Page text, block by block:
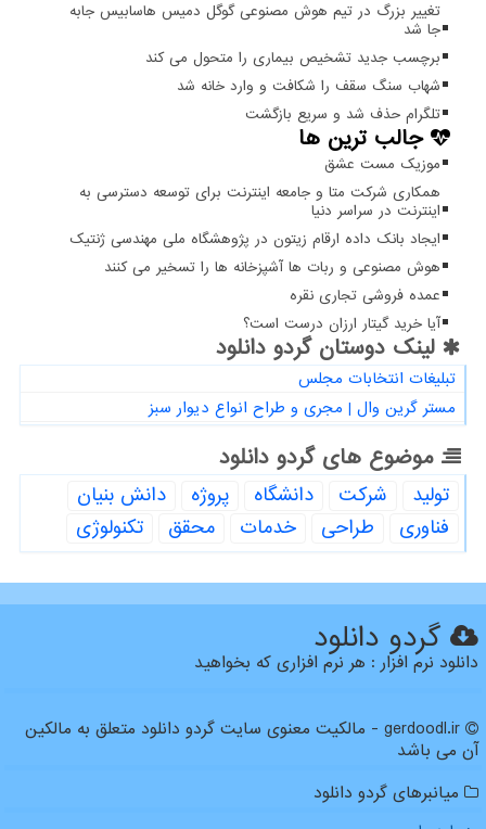
تغییر بزرگ در تیم هوش مصنوعی گوگل دمیس هاسابیس جابه
جا شد
برچسب جدید تشخیص بیماری را متحول می کند
شهاب سنگ سقف را شکافت و وارد خانه شد
تلگرام حذف شد و سریع بازگشت
جالب ترین ها
موزیک مست عشق
همکاری شرکت متا و جامعه اینترنت برای توسعه دسترسی به
اینترنت در سراسر دنیا
ایجاد بانک داده ارقام زیتون در پژوهشگاه ملی مهندسی ژنتیک
هوش مصنوعی و ربات ها آشپزخانه ها را تسخیر می کنند
عمده فروشی تجاری نقره
آیا خرید گیتار ارزان درست است؟
لینک دوستان گردو دانلود
تبلیغات انتخابات مجلس
مستر گرین وال | مجری و طراح انواع دیوار سبز
موضوع های گردو دانلود
تولید شركت دانشگاه پروژه
دانش بنیان
فناوری
طراحی خدمات محقق تكنولوژی
گردو دانلود
دانلود نرم افزار : هر نرم افزاری که بخواهید
gerdoodl.ir - مالکیت معنوی سایت گردو دانلود متعلق به مالکین
آن می باشد
میانبرهای گردو دانلود